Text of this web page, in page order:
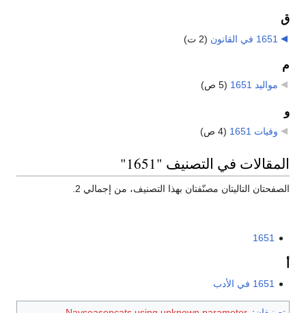
ق
1651 في القانون (2 ت)
م
مواليد 1651 (5 ص)
و
وفيات 1651 (4 ص)
المقالات في التصنيف "1651"
الصفحتان التاليتان مصنّفتان بهذا التصنيف، من إجمالي 2.
1651
1651 في الأدب